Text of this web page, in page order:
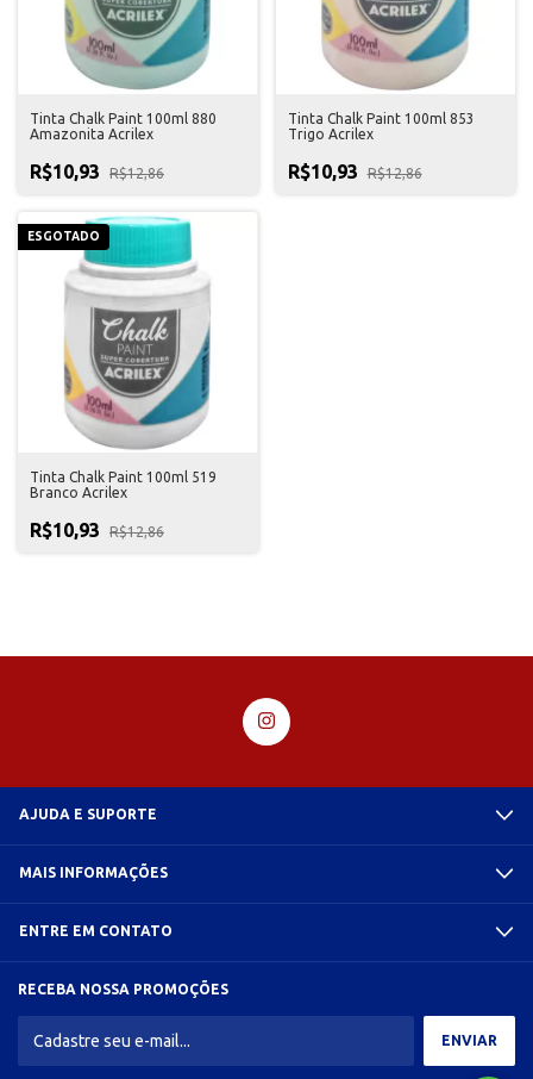
Tinta Chalk Paint 100ml 880
Amazonita Acrilex
R$10,93 R$12,86
Tinta Chalk Paint 100ml 853
Trigo Acrilex
R$10,93 R$12,86
ESGOTADO
Tinta Chalk Paint 100ml 519
Branco Acrilex
R$10,93 R$12,86
AJUDA E SUPORTE
MAIS INFORMAÇÕES
ENTRE EM CONTATO
RECEBA NOSSA PROMOÇÕES